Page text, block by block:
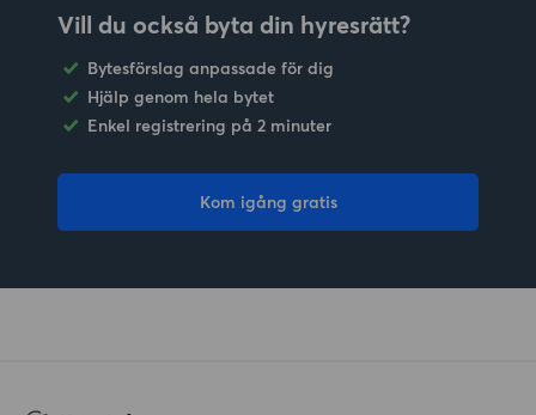
Vill du också byta din hyresrätt?
Bytesförslag anpassade för dig
Hjälp genom hela bytet
Enkel registrering på 2 minuter
Kom igång gratis